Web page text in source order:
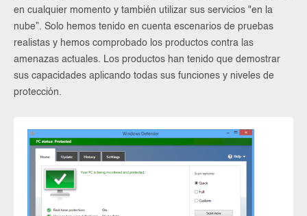
en cualquier momento y también utilizar sus servicios "en la
nube”. Solo hemos tenido en cuenta escenarios de pruebas
realistas y hemos comprobado los productos contra las
amenazas actuales. Los productos han tenido que demostrar
sus capacidades aplicando todas sus funciones y niveles de
protección.